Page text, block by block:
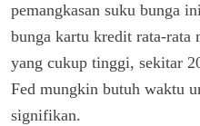
pemangkasan suku bunga
bunga kartu kredit rata-rata
yang cukup tinggi, sekitar
Fed mungkin butuh waktu
signifikan.